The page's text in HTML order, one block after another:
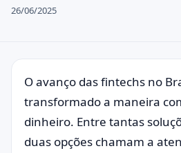
Legal
26/06/2025
O avanço das fintechs no
transformado a maneira
dinheiro. Entre tantas
duas opções chamam a